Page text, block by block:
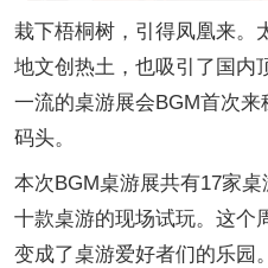
栽下梧桐树，引得凤凰来。
地文创热土，也吸引了国内
一流的桌游展会BGM首次
码头。
本次BGM桌游展共有17家
十款桌游的现场试玩。这个
变成了桌游爱好者们的乐园。